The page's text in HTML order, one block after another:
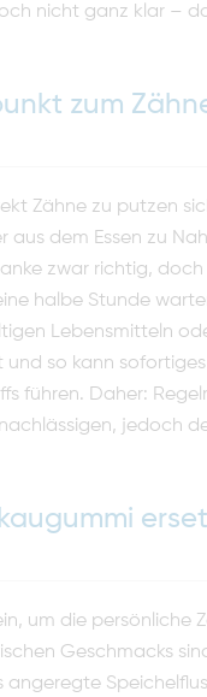
nicht ganz klar –
zum
Zähne zu putzen
aus dem Essen zu
zwar richtig,
halbe Stunde
Lebensmitteln
und so kann
führen. Daher:
jedoch
um die persönliche
Geschmacks